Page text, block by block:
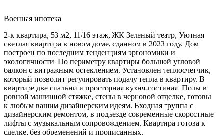
Военная ипотека
2-к квартира, 53 м2, 11/16 этаж, ЖК Зеленый театр, Уютная
светлая квартира в новом доме, сданном в 2023 году. Дом
построен по последним тенденциям эргономики и
экологичности. По периметру квартиры большой угловой
балкон с витражным остеклением. Установлен теплосчетчик,
который позволит регулировать подачу тепла в квартиру. В
квартире две спальни и просторная кухня-гостиная. Полы в
ровной машинной стяжке, стены в черновой отделке, готовы
к любым вашим дизайнерским идеям. Входная группа с
дизайнерским ремонтом, в подъезде современные скоростные
лифты с музыкальным сопровождением. Квартира готова к
сделке, без обременений и прописанных.